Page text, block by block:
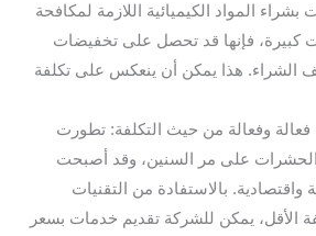
المواد الكيميائية اللازمة لمكافحة
كبيرة، فإنها قد تحصل على تخفيضات
الشراء. هذا يمكن أن ينعكس على تكلفة
فعالة وفعالة من حيث التكلفة: تطورت
على مر السنين، وقد أصبحت
واقتصادية. بالاستفادة من التقنيات
الأقل، يمكن للشركة تقديم خدمات بسعر